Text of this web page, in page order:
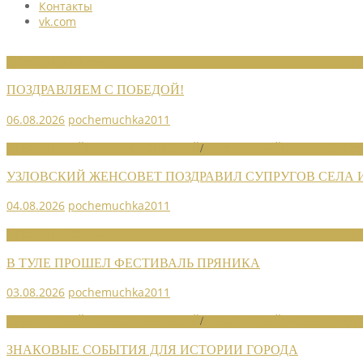
Контакты
vk.com
ПОЗДРАВЛЯЕМ С ПОБЕДОЙ!
06.08.2026 pochemuchka2011
/
УЗЛОВСКИЙ ЖЕНСОВЕТ ПОЗДРАВИЛ СУПРУГОВ СЕЛА
04.08.2026 pochemuchka2011
В ТУЛЕ ПРОШЕЛ ФЕСТИВАЛЬ ПРЯНИКА
03.08.2026 pochemuchka2011
/
ЗНАКОВЫЕ СОБЫТИЯ ДЛЯ ИСТОРИИ ГОРОДА